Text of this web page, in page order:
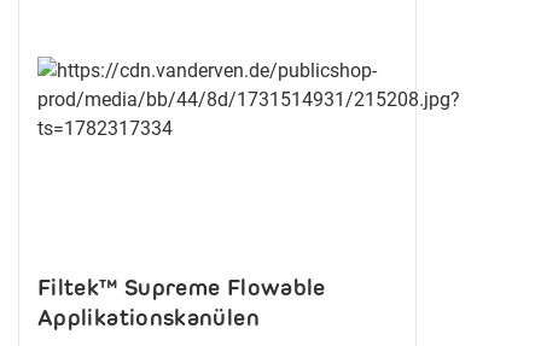
Filtek™ Supreme Flowable
Applikationskanülen